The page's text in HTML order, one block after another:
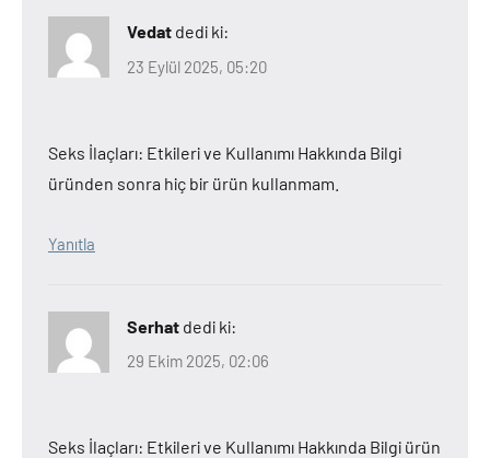
Vedat dedi ki:
23 Eylül 2025, 05:20
Seks İlaçları: Etkileri ve Kullanımı Hakkında Bilgi
üründen sonra hiç bir ürün kullanmam.
Yanıtla
Serhat dedi ki:
29 Ekim 2025, 02:06
Seks İlaçları: Etkileri ve Kullanımı Hakkında Bilgi ürün